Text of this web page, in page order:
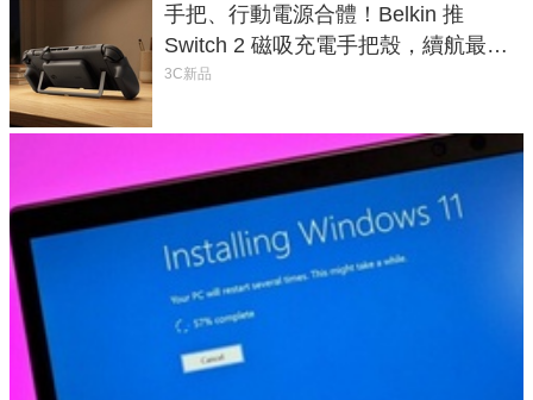
手把、行動電源合體！Belkin 推
Switch 2 磁吸充電手把殼，續航最高
延長 1.5 倍
3C新品